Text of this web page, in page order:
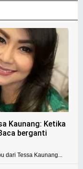
Kaunang: Ketika
berganti
dari Tessa Kaunang...